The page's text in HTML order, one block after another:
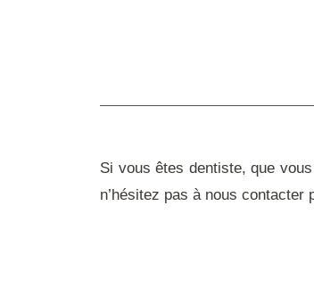
Si vous êtes dentiste, que
n’hésitez pas à nous contacter